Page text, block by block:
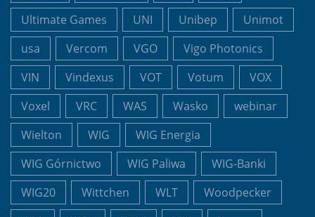
Ultimate Games
UNI Unibep
Unimot
usa
Vercom VGO
Vigo Photonics
VIN
Vindexus VOT Votum
VOX
Voxel
VRC WAS Wasko
webinar
Wielton
WIG
WIG Energia
WIG Górnictwo
WIG Paliwa
WIG-Banki
WIG20
Wittchen WLT
Woodpecker